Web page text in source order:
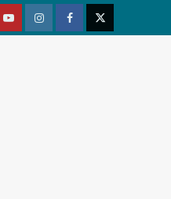
YoutubeVimeoFacebookTwitter